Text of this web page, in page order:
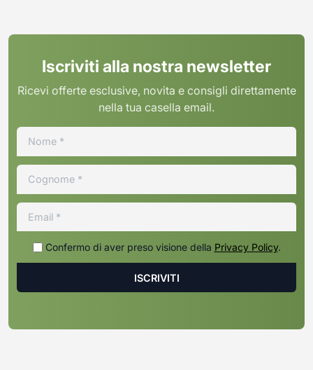
Iscriviti alla nostra newsletter
Ricevi offerte esclusive, novita e consigli direttamente
nella tua casella email.
Confermo di aver preso visione della Privacy Policy.